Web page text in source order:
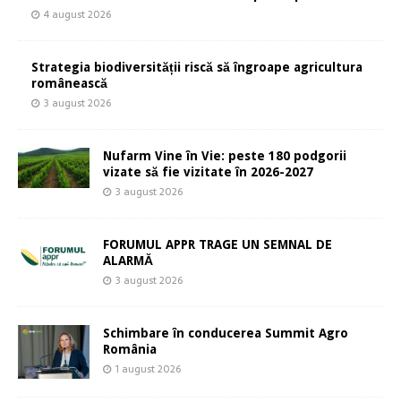
4 august 2026
Strategia biodiversității riscă să îngroape agricultura
românească
3 august 2026
Nufarm Vine în Vie: peste 180 podgorii
vizate să fie vizitate în 2026-2027
3 august 2026
FORUMUL APPR TRAGE UN SEMNAL DE
ALARMĂ
3 august 2026
Schimbare în conducerea Summit Agro
România
1 august 2026